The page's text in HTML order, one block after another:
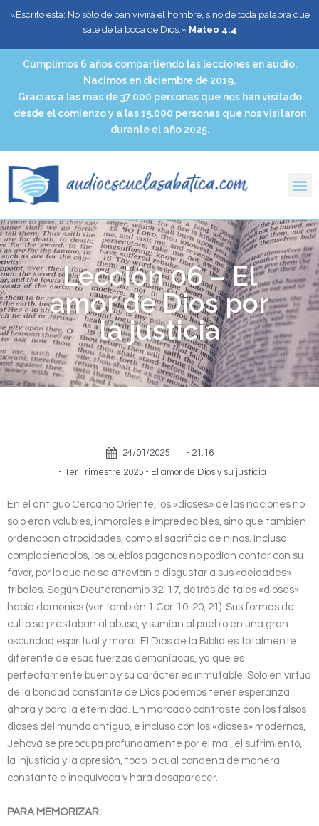
«Escrito está: No sólo de pan vivirá el hombre, sino de toda palabra que
sale de la boca de Dios.» Mateo 4:4
Cumplimos 6 años compartiendo las lecciones en audio.
Nacimos en diciembre de 2019.
Gracias a las más de 37.000 personas que nos han visitado
desde el comienzo y a las 15.000 personas que nos visitaron
durante el año 2025.
Lección 06 – El
amor de Dios por
la justicia
24/01/2025 - 21:16
- 1er Trimestre 2025 - El amor de Dios y su justicia
En el antiguo Cercano Oriente, los «dioses» de las naciones no
solo eran volubles, inmorales e impredecibles, sino que también
ordenaban atrocidades, como el sacrificio de niños. Incluso
complaciéndolos, los pueblos paganos no podían contar con su
favor, por lo que no se atrevían a disgustar a sus «deidades»
tribales. Según Deuteronomio 32: 17, detrás de tales «dioses»
había demonios (ver también 1 Cor. 10: 20, 21). Sus formas de
culto se prestaban al abuso, y sumían al pueblo en una gran
oscuridad espiritual y moral. El Dios de la Biblia es totalmente
diferente de esas fuerzas demoníacas, ya que es
perfectamente bueno y su carácter es inmutable. Solo en virtud
de la bondad constante de Dios podemos tener esperanza
ahora y para la eternidad. En marcado contraste con los falsos
dioses del mundo antiguo, e incluso con los «dioses» modernos,
Jehová se preocupa profundamente por el mal, el sufrimiento,
la injusticia y la opresión, todo lo cual condena de manera
constante e inequívoca y hará desaparecer.
PARA MEMORIZAR: